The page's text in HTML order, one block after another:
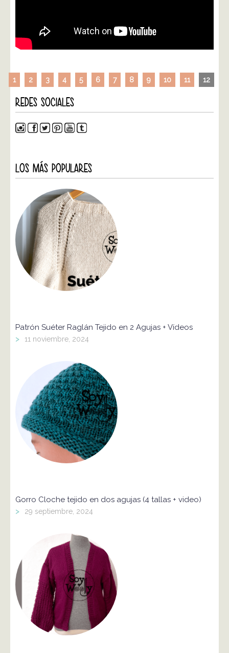
1 2 3 4 5 6 7 8 9 10 11 12
REDES SOCIALES
LOS MÁS POPULARES
Patrón Suéter Raglán Tejido en 2 Agujas + Vídeos
> 11 noviembre, 2024
Gorro Cloche tejido en dos agujas (4 tallas + video)
> 29 septiembre, 2024